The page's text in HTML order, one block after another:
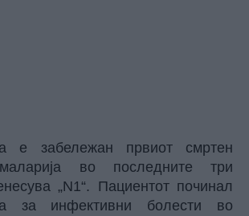
е забележан првиот смртен
во последните три
„N1“. Пациентот починал
за инфективни болести во